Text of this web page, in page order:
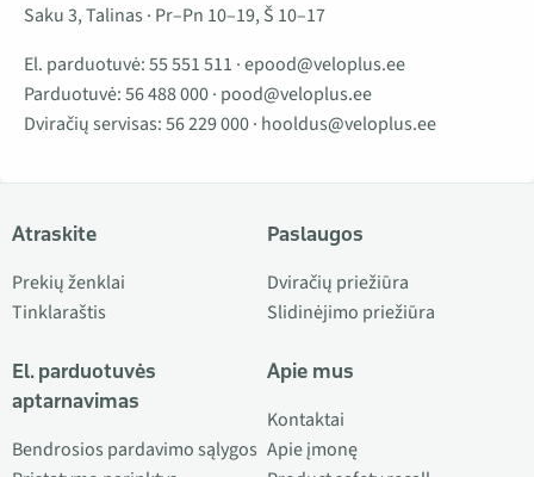
Saku 3, Talinas · Pr–Pn 10–19, Š 10–17
El. parduotuvė:55 551 511 ·epood@veloplus.ee
Parduotuvė:56 488 000· pood@veloplus.ee
Dviračių servisas:56 229 000· hooldus@veloplus.ee
Atraskite
Prekių ženklai
Tinklaraštis
El. parduotuvės
aptarnavimas
Bendrosios pardavimo sąlygos
Paslaugos
Dviračių priežiūra
Slidinėjimo priežiūra
Apie mus
Kontaktai
Apie įmonę